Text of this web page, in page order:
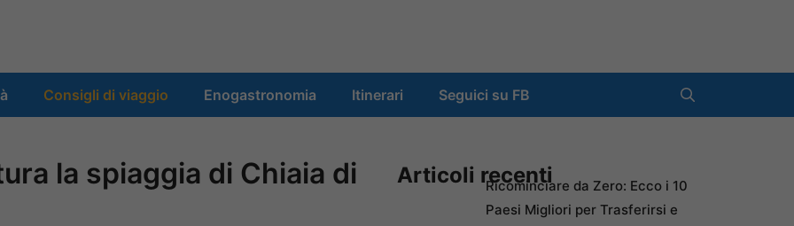
Consigli di viaggio Enogastronomia Itinerari Seguici su FB
la spiaggia di Chiaia di
Articoli recentiRicominciare da Zero: Ecco i 10
Paesi Migliori per Trasferirsi e